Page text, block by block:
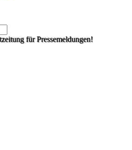
für Pressemeldungen!